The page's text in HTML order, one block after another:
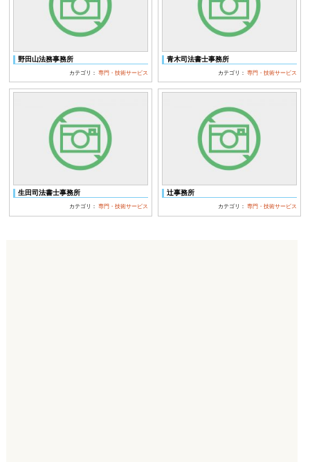
野田山法務事務所
カテゴリ：専門・技術サービス
青木司法書士事務所
カテゴリ：専門・技術サービス
生田司法書士事務所
カテゴリ：専門・技術サービス
辻事務所
カテゴリ：専門・技術サービス